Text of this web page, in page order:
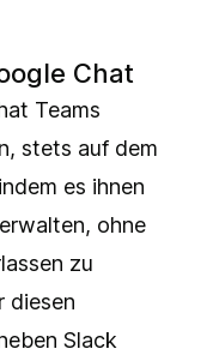
Chat
Teams
stets auf dem
es ihnen
ohne
zu
diesen
Slack